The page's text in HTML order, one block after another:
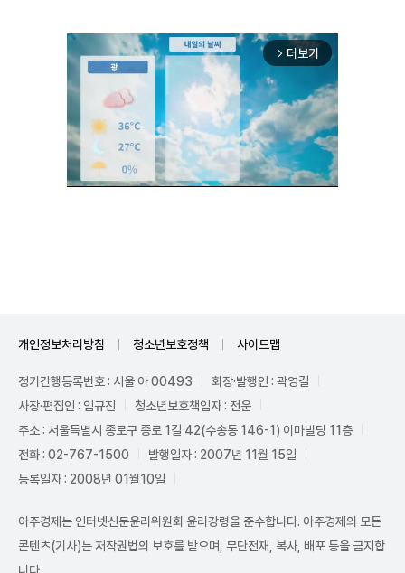
arrow_forward_ios 더보기
개인정보처리방침 청소년보호정책 사이트맵
정기간행등록번호 : 서울 아 00493
회장·발행인 : 곽영길
사장·편집인 : 임규진
청소년보호책임자 : 전운
주소 : 서울특별시 종로구 종로 1길 42(수송동 146-1) 이마빌딩 11층
전화 : 02-767-1500
발행일자 : 2007년 11월 15일
등록일자 : 2008년 01월10일
아주경제는 인터넷신문윤리위원회 윤리강령을 준수합니다. 아주경제의 모든
콘텐츠(기사)는 저작권법의 보호를 받으며, 무단전재, 복사, 배포 등을 금지합